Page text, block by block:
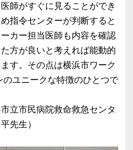
師がすぐに見ることができ
指令センターが判断すると
カー担当医師も内容を確認
方が良いと考えれば能動的
す。その点は横浜市ワーク
のユニークな特徴のひとつで
市立市民病院救命救急センタ
先生）